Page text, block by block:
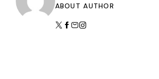
ABOUT AUTHOR